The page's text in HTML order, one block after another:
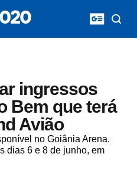
ingressos
Bem que terá
Avião
no Goiânia Arena.
dias 6 e 8 de junho, em